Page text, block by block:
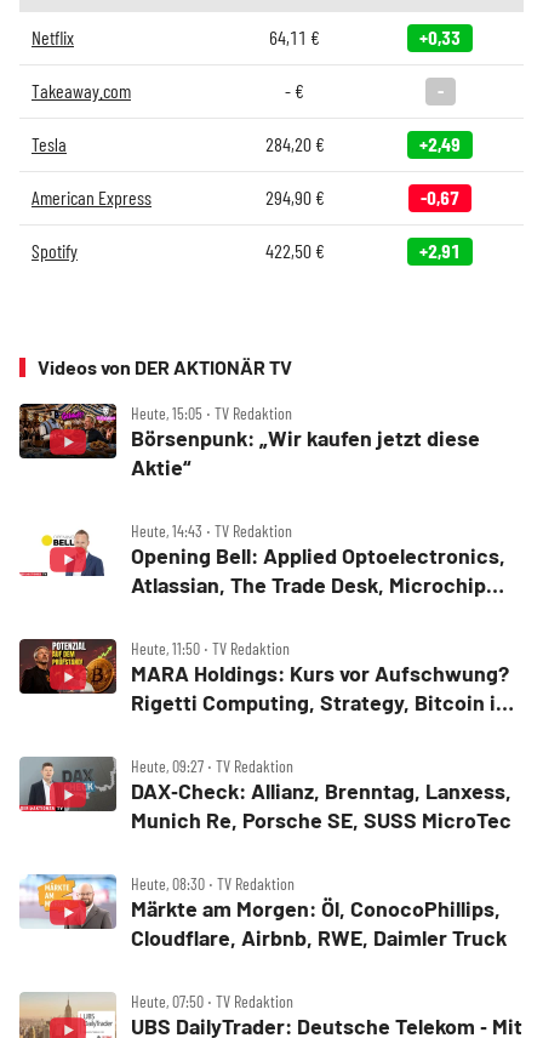
Netflix 64,11 € +0,33
Takeaway.com - € -
Tesla 284,20€ +2,49
American Express 294,90€ -0,67
Spotify 422,50€ +2,91
Videos von DER AKTIONÄR TV
Heute, 15:05 ‧ TV Redaktion
Börsenpunk: „Wir kaufen jetzt diese
Aktie“
Heute, 14:43 ‧ TV Redaktion
Opening Bell: Applied Optoelectronics,
Atlassian, The Trade Desk, Microchip
Digital
Heute, 11:50 ‧ TV Redaktion
MARA Holdings: Kurs vor Aufschwung?
Rigetti Computing, Strategy, Bitcoin in
Heute, 09:27 ‧ TV Redaktion
DAX‑Check: Allianz, Brenntag, Lanxess,
Munich Re, Porsche SE, SUSS MicroTec
Heute, 08:30 ‧ TV Redaktion
Märkte am Morgen: Öl, ConocoPhillips,
Cloudflare, Airbnb, RWE, Daimler Truck
Heute, 07:50 ‧ TV Redaktion
UBS DailyTrader: Deutsche Telekom ‑ Mit